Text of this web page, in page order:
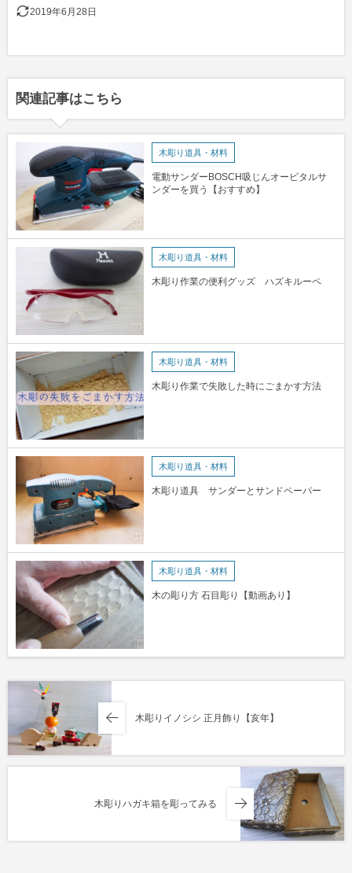
2019年6月28日
関連記事はこちら
木彫り道具・材料
電動サンダーBOSCH吸じんオービタルサ
ンダーを買う【おすすめ】
木彫り道具・材料
木彫り作業の便利グッズ ハズキルーペ
木彫り道具・材料
木彫り作業で失敗した時にごまかす方法
木彫り道具・材料
木彫り道具 サンダーとサンドペーパー
木彫り道具・材料
木の彫り方 石目彫り【動画あり】
木彫りイノシシ 正月飾り【亥年】
木彫りハガキ箱を彫ってみる